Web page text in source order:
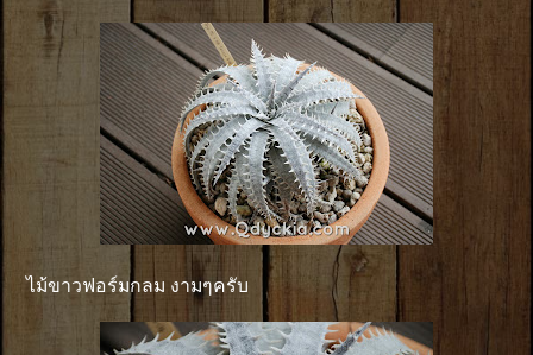
ไม้ขาวฟอร์มกลม งามๆครับ